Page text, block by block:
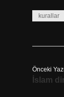
kurallar
Önceki
İslam